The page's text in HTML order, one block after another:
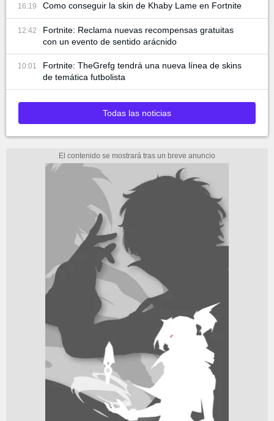
16:19 Como conseguir la skin de Khaby Lame en Fortnite
12:42
Fortnite: Reclama nuevas recompensas gratuitas
con un evento de sentido arácnido
10:01
Fortnite: TheGrefg tendrá una nueva línea de skins
de temática futbolista
Todas las noticias